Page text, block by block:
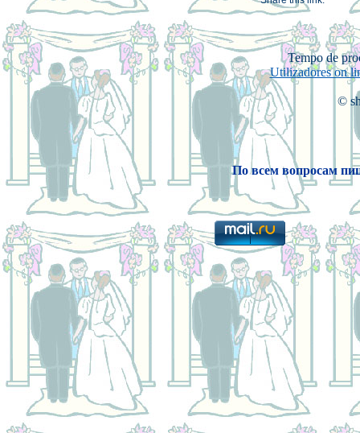
Tempo de
Utilizadores on
©
По всем вопросам